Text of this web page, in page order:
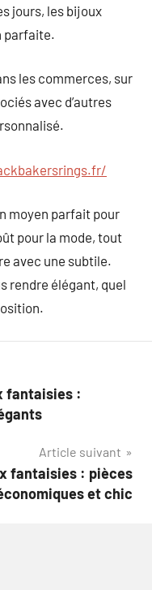
jours, les bijoux
parfaite.
les commerces, sur
avec d’autres
moyen parfait pour
pour la mode, tout
avec une subtile.
rendre élégant, quel
fantaisies :
Article suivant
fantaisies : pièces
et chic